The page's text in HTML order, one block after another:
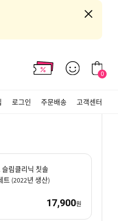
0
로그인 주문배송 고객센터
림클리닉 칫솔
트 (2022년 생산)
17,900원